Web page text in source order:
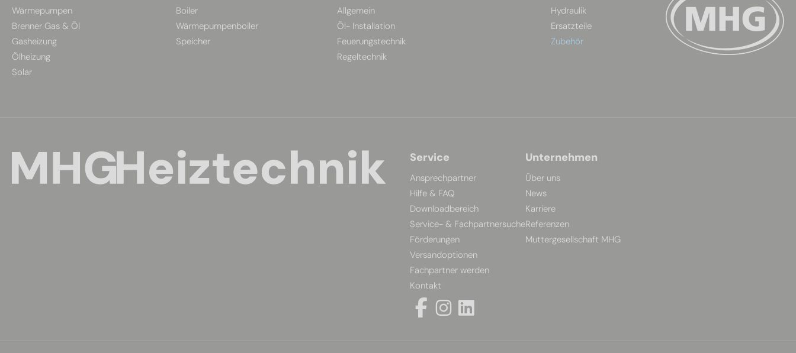
Wärmepumpen
Brenner Gas & Öl
Gasheizung
Ölheizung
Solar
Boiler
Wärmepumpenboiler
Speicher
Allgemein
Öl- Installation
Feuerungstechnik
Regeltechnik
Hydraulik
Ersatzteile
Zubehör
Service
Ansprechpartner
Hilfe & FAQ
Downloadbereich
Service- & Fachpartnersuche
Förderungen
Versandoptionen
Fachpartner werden
Kontakt
Unternehmen
Über uns
News
Karriere
Referenzen
Muttergesellschaft MHG